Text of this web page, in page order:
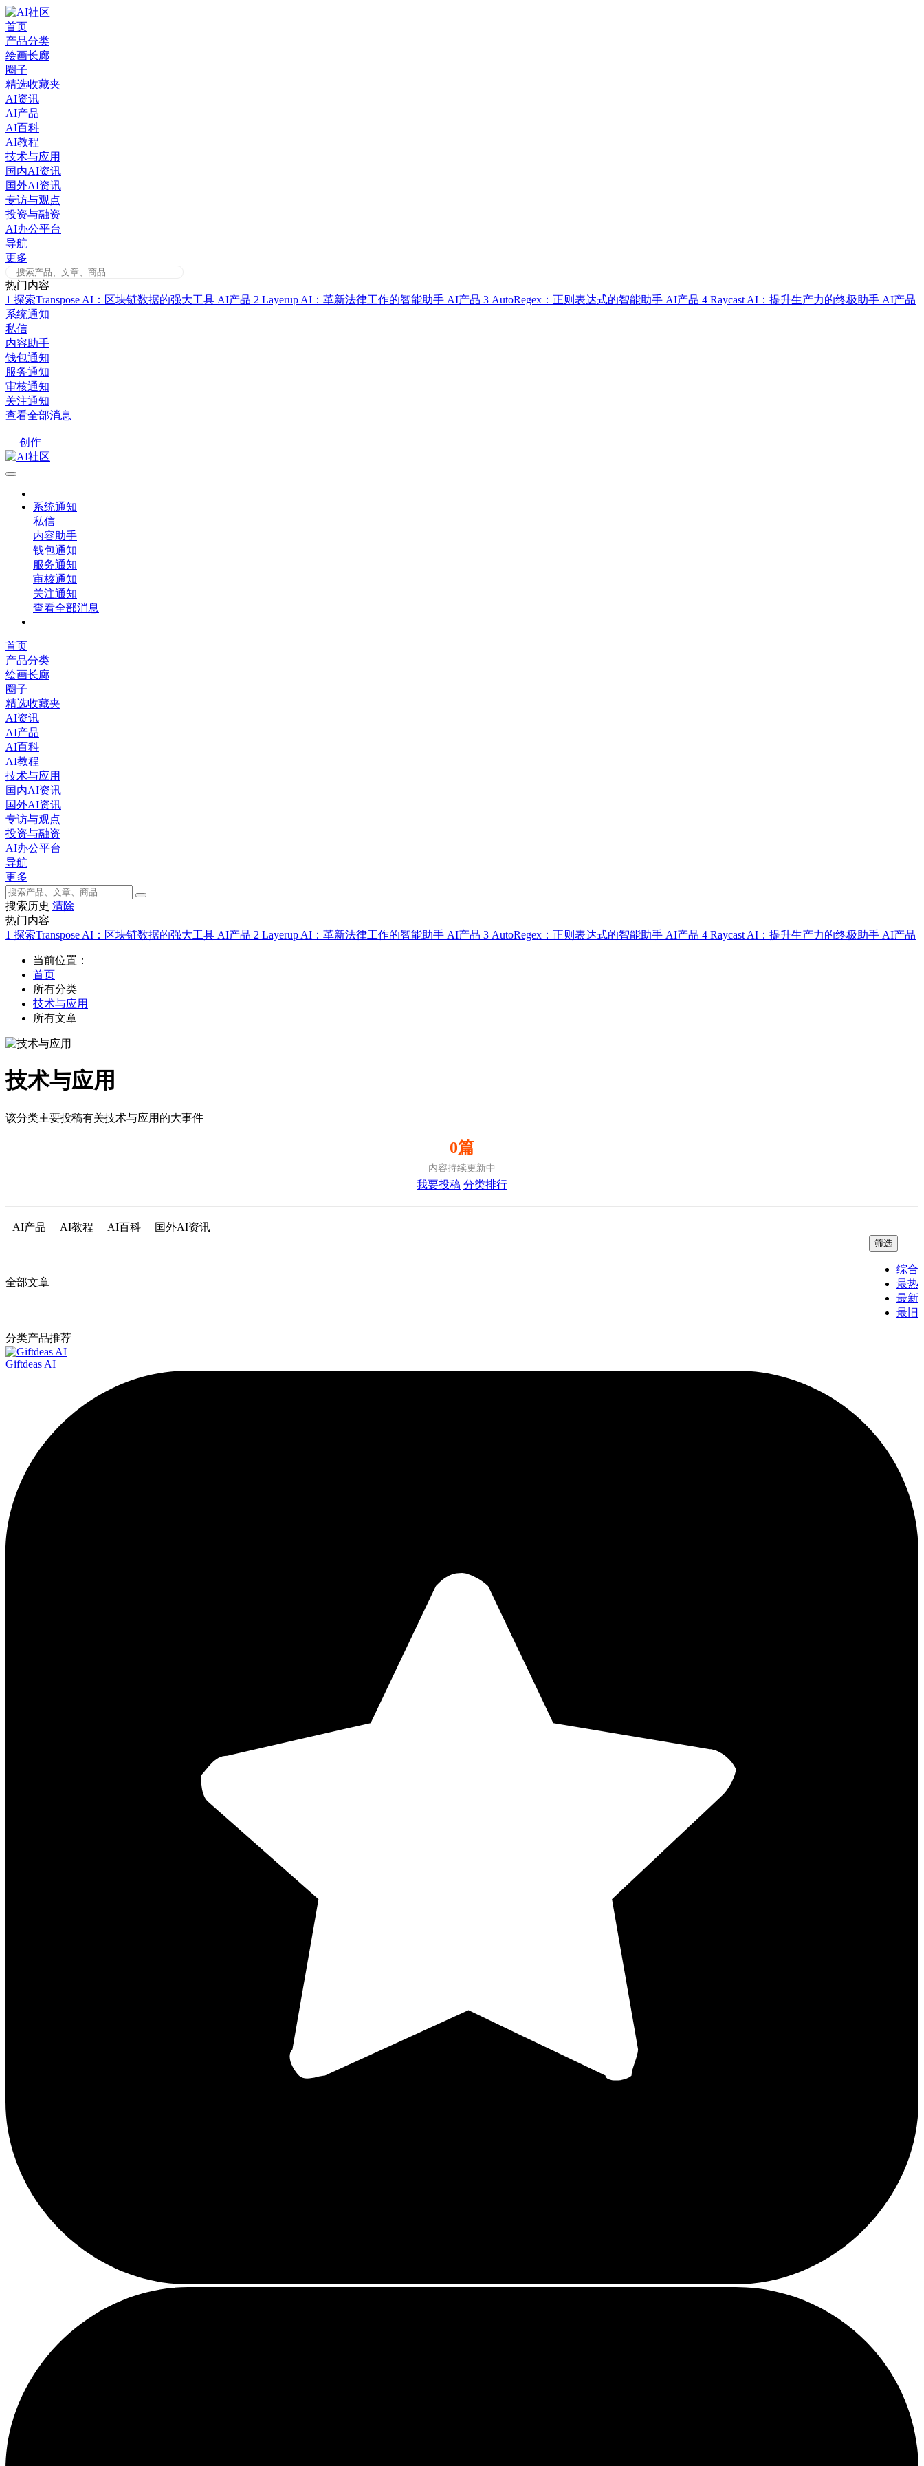
Skip
to
content
首页
产品分类
绘画长廊
圈子
精选收藏夹
AI资讯
AI产品
AI百科
AI教程
技术与应用
国内AI资讯
国外AI资讯
专访与观点
投资与融资
AI办公平台
导航
更多
热门内容
1 探索Transpose AI：区块链数据的强大工具 AI产品 2 Layerup AI：革新法律工作的智能助手 AI产品 3 AutoRegex：正则表达式的智能助手 AI产品 4 Raycast AI：提升生产力的终极助手 AI产品
系统通知
私信
内容助手
钱包通知
服务通知
审核通知
关注通知
查看全部消息
创作
系统通知
私信
内容助手
钱包通知
服务通知
审核通知
关注通知
查看全部消息
首页
产品分类
绘画长廊
圈子
精选收藏夹
AI资讯
AI产品
AI百科
AI教程
技术与应用
国内AI资讯
国外AI资讯
专访与观点
投资与融资
AI办公平台
导航
更多
搜索历史 清除
热门内容
1 探索Transpose AI：区块链数据的强大工具 AI产品 2 Layerup AI：革新法律工作的智能助手 AI产品 3 AutoRegex：正则表达式的智能助手 AI产品 4 Raycast AI：提升生产力的终极助手 AI产品
当前位置：
首页
所有分类
技术与应用
所有文章
技术与应用
该分类主要投稿有关技术与应用的大事件
0篇
内容持续更新中
我要投稿 分类排行
AI产品 AI教程 AI百科 国外AI资讯
全部文章
筛选
综合
最热
最新
最旧
分类产品推荐
Giftdeas AI